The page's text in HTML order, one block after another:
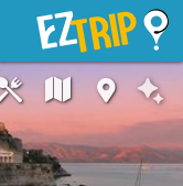
EZTrip